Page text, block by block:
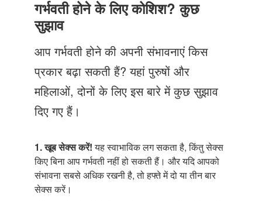
Just Poocho
गर्भवती होने के लिए कोशिश? कुछ
सुझाव
आप गर्भवती होने की अपनी संभावनाएं किस
प्रकार बढ़ा सकती हैं? यहां पुरुषों और
महिलाओं, दोनों के लिए इस बारे में कुछ सुझाव
दिए गए हैं।
1. खूब सेक्स करें!यह स्वाभाविक लग सकता है, किंतु सेक्स
किए बिना आप गर्भवती नहीं हो सकती हैं। और यदि आपको
संभावना सबसे अधिक रखनी है, तो हफ्ते में दो या तीन बार
सेक्स करें।